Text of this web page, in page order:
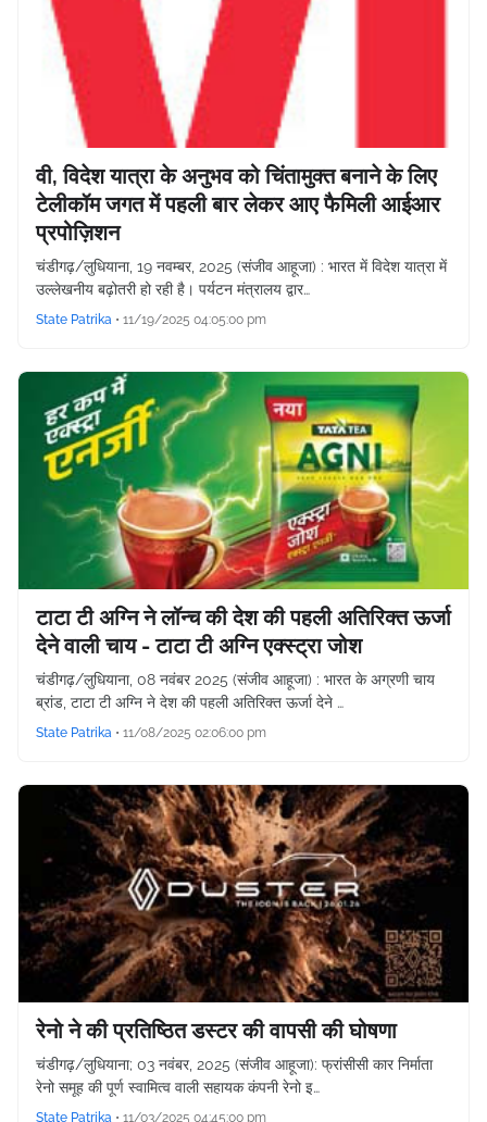
वी, विदेश यात्रा के अनुभव को चिंतामुक्त बनाने के लिए
टेलीकॉम जगत में पहली बार लेकर आए फैमिली आईआर
प्रपोज़िशन
चंडीगढ़/लुधियाना, 19 नवम्बर, 2025 (संजीव आहूजा) : भारत में विदेश यात्रा में
उल्लेखनीय बढ़ोतरी हो रही है। पर्यटन मंत्रालय द्वार…
State Patrika • 11/19/2025 04:05:00 pm
टाटा टी अग्नि ने लॉन्च की देश की पहली अतिरिक्त ऊर्जा
देने वाली चाय - टाटा टी अग्नि एक्स्ट्रा जोश
चंडीगढ़/लुधियाना, 08 नवंबर 2025 (संजीव आहूजा) : भारत के अग्रणी चाय
ब्रांड, टाटा टी अग्नि ने देश की पहली अतिरिक्त ऊर्जा देने …
State Patrika • 11/08/2025 02:06:00 pm
रेनो ने की प्रतिष्ठित डस्टर की वापसी की घोषणा
चंडीगढ़/लुधियाना; 03 नवंबर, 2025 (संजीव आहूजा): फ्रांसीसी कार निर्माता
रेनो समूह की पूर्ण स्वामित्व वाली सहायक कंपनी रेनो इ…
State Patrika • 11/03/2025 04:45:00 pm